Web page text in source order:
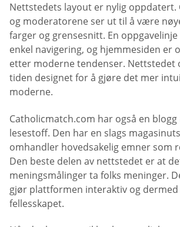
Nettstedets layout er nylig oppdatert.
og moderatorene ser ut til å være
farger og grensesnitt. En
enkel navigering, og hjemmesiden er
etter moderne tendenser. Nettstedet
tiden designet for å gjøre det mer
moderne.
Catholicmatch.com har også en
lesestoff. Den har en slags
omhandler hovedsakelig emner som
Den beste delen av nettstedet er at
meningsmålinger ta folks meninger.
gjør plattformen interaktiv og
fellesskapet.